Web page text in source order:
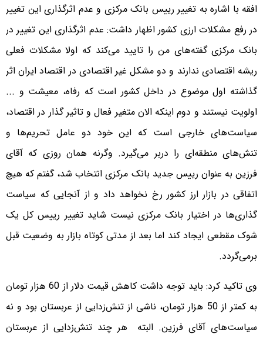
افقه با اشاره به تغییر رییس بانک مرکزی و عدم اثرگذاری این تغییر
در رفع مشکلات ارزی کشور اظهار داشت: عدم اثرگذاری این تغییر در
بانک مرکزی گفته‌های من را تایید می‌کند که اولا مشکلات فعلی
ریشه اقتصادی ندارند و دو مشکل غیر اقتصادی در اقتصاد ایران اثر
گذاشته اول موضوع در داخل کشور است که رفاه، معیشت و ...
اولویت نیستند و دوم اینکه الان متغیر فعال و تاثیر گذار در اقتصاد،‌
سیاست‌‌های خارجی است که این خود دو عامل تحریم‌ها و
تنش‌های منطقه‌ای را دربر می‌گیرد. وگرنه همان روزی که آقای
فرزین به عنوان رییس جدید بانک مرکزی انتخاب شد، گفتم که هیچ
اتفاقی در بازار ارز کشور رخ نخواهد داد و از آنجایی که سیاست‌
گذاری‌ها در اختیار بانک مرکزی نیست شاید تغییر رییس کل یک
شوک مقطعی ایجاد کند اما بعد از مدتی کوتاه بازار به وضعیت قبل
برمی‌گردد.
وی تاکید کرد: باید توجه داشت کاهش قیمت دلار از 60 هزار تومان
به کمتر از 50 هزار تومان، ناشی از تنش‌زدایی از عربستان بود و نه
سیاست‌های آقای فرزین. البته هر چند تنش‌زدایی از عربستان